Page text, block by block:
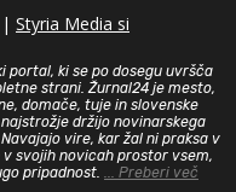
Styria Media si
portal, ki se po dosegu uvršča
strani. Žurnal24 je mesto,
domače, tuje in slovenske
držijo novinarskega
vire, kar žal ni praksa v
svojih novicah prostor vsem,
pripadnost. ... Preberi več